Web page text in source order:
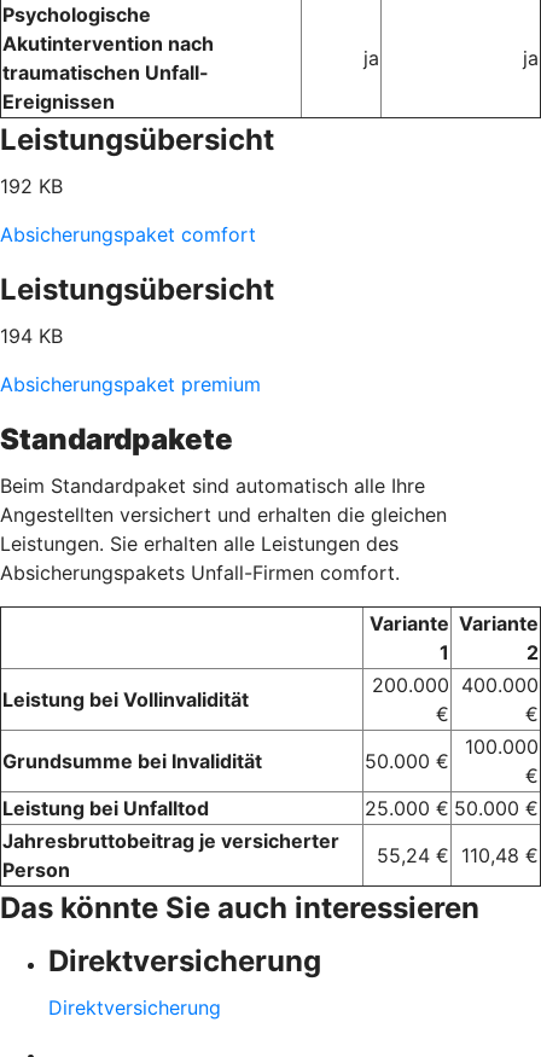
Psychologische
Akutintervention nach
traumatischen Unfall-
Ereignissen
ja ja
Leistungsübersicht
192 KB
Absicherungspaket comfort
Leistungsübersicht
194 KB
Absicherungspaket premium
Standardpakete
Beim Standardpaket sind automatisch alle Ihre
Angestellten versichert und erhalten die gleichen
Leistungen. Sie erhalten alle Leistungen des
Absicherungspakets Unfall-Firmen comfort.
Variante
1
Variante
2
Leistung bei Vollinvalidität
200.000
€
400.000
€
Grundsumme bei Invalidität
50.000 €
100.000
€
Leistung bei Unfalltod
25.000 € 50.000 €
Jahresbruttobeitrag je versicherter
Person
55,24 € 110,48 €
Das könnte Sie auch interessieren
Direktversicherung
Direktversicherung